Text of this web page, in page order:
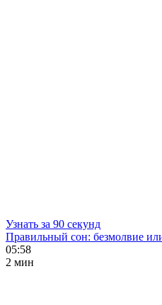
Узнать за 90 секунд
Правильный сон: безмолвие
05:58
2 мин